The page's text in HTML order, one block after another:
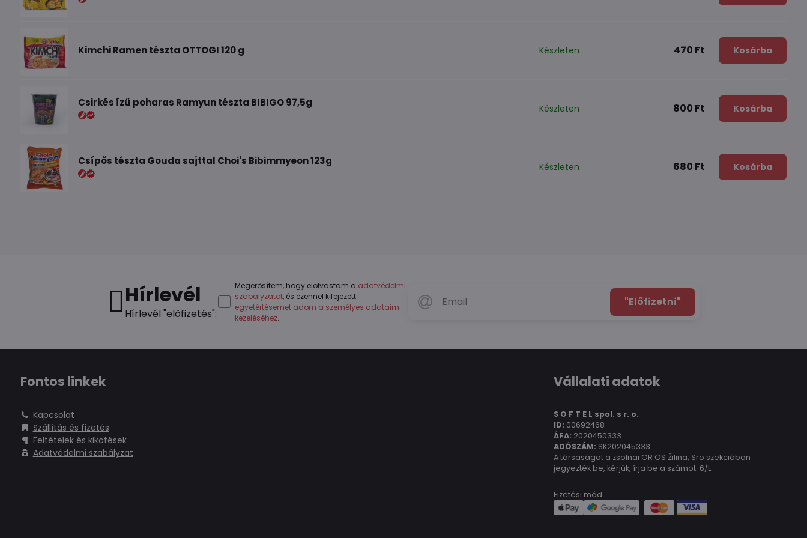
Kimchi Ramen tészta OTTOGI 120 g Készleten 470 Ft Kosárba
Csirkés ízű poharas Ramyun tészta BIBIGO 97,5g Készleten 800 Ft Kosárba
Csípős tészta Gouda sajttal Choi's Bibimmyeon 123g Készleten 680 Ft Kosárba
Hírlevél
Hírlevél "előfizetés":
"Előfizetni"
Megerősítem, hogy elolvastam a adatvédelmi
szabályzatot, és ezennel kifejezett
egyetértésemet adom a személyes adataim
kezeléséhez.
Fontos linkek
Kapcsolat
Szállítás és fizetés
Feltételek és kikötések
Adatvédelmi szabályzat
Vállalati adatok
S O F T E L spol. s r. o.
ID: 00692468
ÁFA: 2020450333
ADÓSZÁM: SK202045333
A társaságot a zsolnai OR OS Žilina, Sro szekcióban
jegyezték be, kérjük, írja be a számot: 6/L.
Fizetési mód